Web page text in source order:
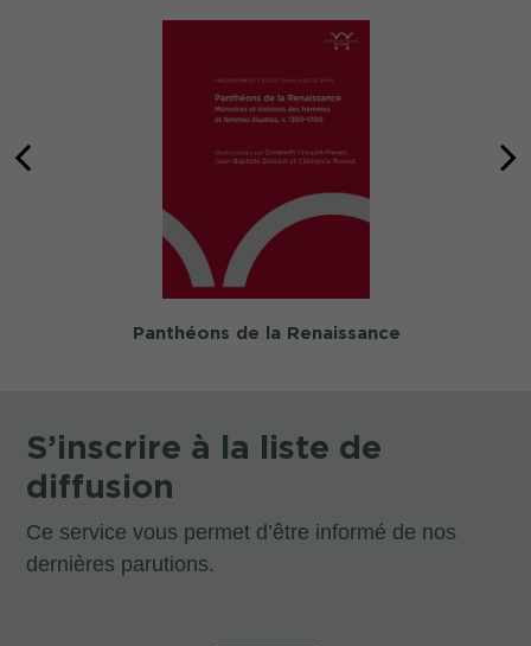
Panthéons de la Renaissance
S’inscrire à la liste de
diffusion
Ce service vous permet d’être informé de nos
dernières parutions.